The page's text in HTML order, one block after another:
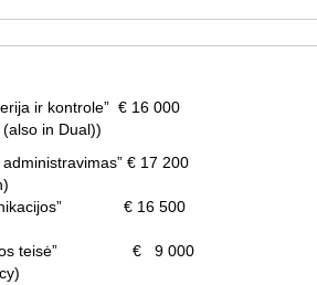
ir kontrole” € 16 000
in Dual))
€ 17 200
€ 16 500
teisė” € 9 000